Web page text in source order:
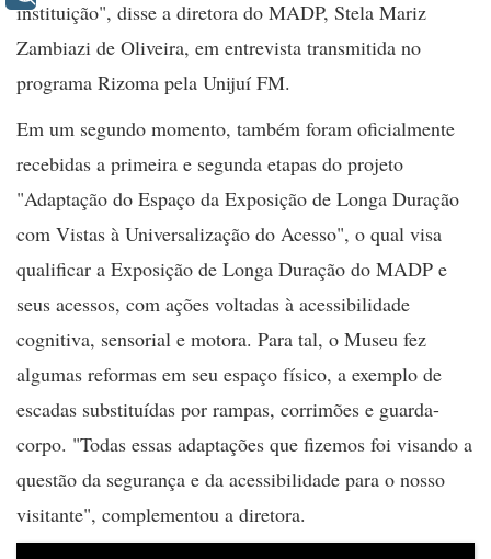
instituição", disse a diretora do MADP, Stela Mariz
Zambiazi de Oliveira, em entrevista transmitida no
programa Rizoma pela Unijuí FM.
Em um segundo momento, também foram oficialmente
recebidas a primeira e segunda etapas do projeto
"Adaptação do Espaço da Exposição de Longa Duração
com Vistas à Universalização do Acesso", o qual visa
qualificar a Exposição de Longa Duração do MADP e
seus acessos, com ações voltadas à acessibilidade
cognitiva, sensorial e motora. Para tal, o Museu fez
algumas reformas em seu espaço físico, a exemplo de
escadas substituídas por rampas, corrimões e guarda-
corpo. "Todas essas adaptações que fizemos foi visando a
questão da segurança e da acessibilidade para o nosso
visitante", complementou a diretora.